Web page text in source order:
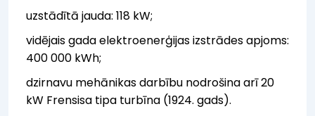
uzstādītā jauda: 118 kW;
vidējais gada elektroenerģijas izstrādes apjoms:
400 000 kWh;
dzirnavu mehānikas darbību nodrošina arī 20
kW Frensisa tipa turbīna (1924. gads).